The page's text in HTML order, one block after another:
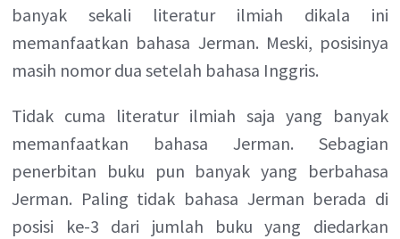
banyak sekali literatur ilmiah dikala ini
memanfaatkan bahasa Jerman. Meski, posisinya
masih nomor dua setelah bahasa Inggris.
Tidak cuma literatur ilmiah saja yang banyak
memanfaatkan bahasa Jerman. Sebagian
penerbitan buku pun banyak yang berbahasa
Jerman. Paling tidak bahasa Jerman berada di
posisi ke-3 dari jumlah buku yang diedarkan